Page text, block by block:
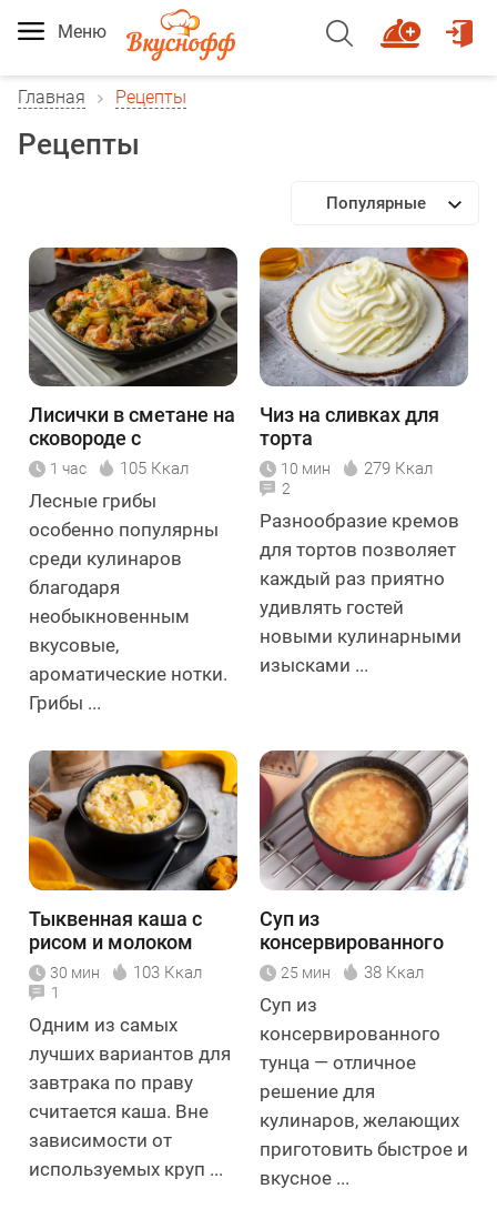
Меню
Главная Рецепты
Рецепты
Популярные
Лисички в сметане на
сковороде с
картошкой
1 час 105 Ккал
Лесные грибы
особенно популярны
среди кулинаров
благодаря
необыкновенным
вкусовые,
ароматические нотки.
Грибы ...
Чиз на сливках для
торта
10 мин 279 Ккал
2
Разнообразие кремов
для тортов позволяет
каждый раз приятно
удивлять гостей
новыми кулинарными
изысками ...
Тыквенная каша с
рисом и молоком
30 мин 103 Ккал
1
Одним из самых
лучших вариантов для
завтрака по праву
считается каша. Вне
зависимости от
используемых круп ...
Суп из
консервированного
тунца
25 мин 38 Ккал
Суп из
консервированного
тунца — отличное
решение для
кулинаров, желающих
приготовить быстрое и
вкусное ...